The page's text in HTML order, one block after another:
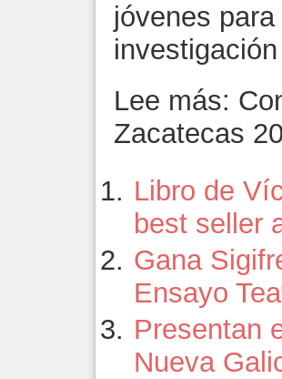
jóvenes
investigación
Lee más:
Zacatecas
Libro de
best seller
Gana
Ensayo
Presentan
Nueva